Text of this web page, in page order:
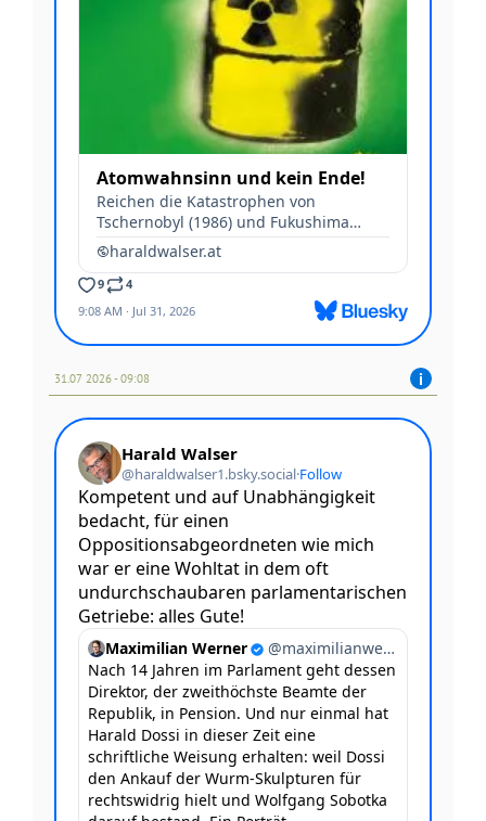
31.07 2026 - 09:08